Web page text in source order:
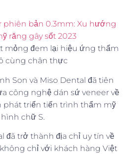
mỏng đem lại hiệu ứng thẩm
cùng chân thực
Son và Miso Dental đã tiên
công nghệ dán sứ veneer về
phát triển tiến trình thẩm mỹ
chữ S.
đã trở thành địa chỉ uy tín về
chỉ với khách hàng Việt